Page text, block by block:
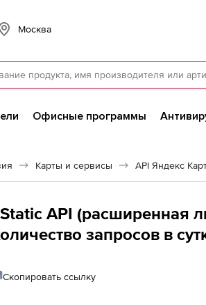
Москва
Офисные программы
Карты и сервисы API Яндекс
API (расширенная
запросов в
Скопировать ссылку